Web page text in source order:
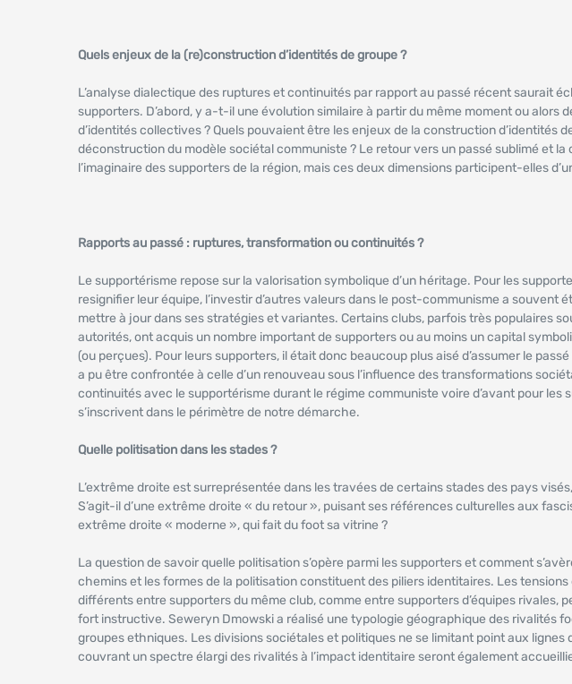
Quels enjeux de la (re)construction d’identités de groupe ?
L’analyse dialectique des ruptures et continuités par rapport au passé récent saurait
supporters. D’abord, y a-t-il une évolution similaire à partir du même moment ou alors
d’identités collectives ? Quels pouvaient être les enjeux de la construction d’identités
déconstruction du modèle sociétal communiste ? Le retour vers un passé sublimé et
l’imaginaire des supporters de la région, mais ces deux dimensions participent-elles
Rapports au passé : ruptures, transformation ou continuités ?
Le supportérisme repose sur la valorisation symbolique d’un héritage. Pour les
resignifier leur équipe, l’investir d’autres valeurs dans le post-communisme a souvent
mettre à jour dans ses stratégies et variantes. Certains clubs, parfois très populaires
autorités, ont acquis un nombre important de supporters ou au moins un capital
(ou perçues). Pour leurs supporters, il était donc beaucoup plus aisé d’assumer le
a pu être confrontée à celle d’un renouveau sous l’influence des transformations
continuités avec le supportérisme durant le régime communiste voire d’avant pour les
s’inscrivent dans le périmètre de notre démarche.
Quelle politisation dans les stades ?
L’extrême droite est surreprésentée dans les travées de certains stades des pays
S’agit-il d’une extrême droite « du retour », puisant ses références culturelles aux
extrême droite « moderne », qui fait du foot sa vitrine ?
La question de savoir quelle politisation s’opère parmi les supporters et comment
chemins et les formes de la politisation constituent des piliers identitaires. Les
différents entre supporters du même club, comme entre supporters d’équipes rivales,
fort instructive. Seweryn Dmowski a réalisé une typologie géographique des rivalités
groupes ethniques. Les divisions sociétales et politiques ne se limitant point aux
couvrant un spectre élargi des rivalités à l’impact identitaire seront également